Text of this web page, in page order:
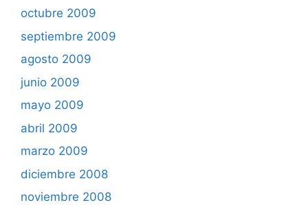
octubre 2009
septiembre 2009
agosto 2009
junio 2009
mayo 2009
abril 2009
marzo 2009
diciembre 2008
noviembre 2008